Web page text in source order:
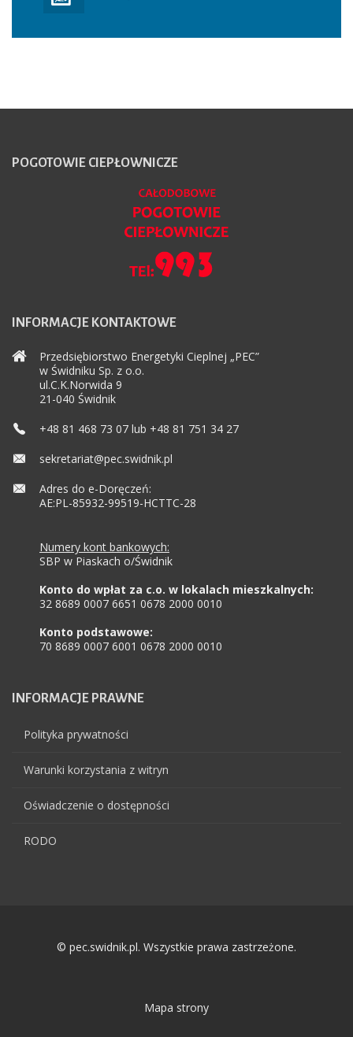
POGOTOWIE CIEPŁOWNICZE
INFORMACJE KONTAKTOWE
Przedsiębiorstwo Energetyki Cieplnej „PEC”
w Świdniku Sp. z o.o.
ul.C.K.Norwida 9
21-040 Świdnik
+48 81 468 73 07 lub +48 81 751 34 27
sekretariat@pec.swidnik.pl
Adres do e-Doręczeń:
AE:PL-85932-99519-HCTTC-28
Numery kont bankowych:
SBP w Piaskach o/Świdnik
Konto do wpłat za c.o. w lokalach mieszkalnych:
32 8689 0007 6651 0678 2000 0010
Konto podstawowe:
70 8689 0007 6001 0678 2000 0010
INFORMACJE PRAWNE
Polityka prywatności
Warunki korzystania z witryn
Oświadczenie o dostępności
RODO
© pec.swidnik.pl. Wszystkie prawa zastrzeżone.
Mapa strony